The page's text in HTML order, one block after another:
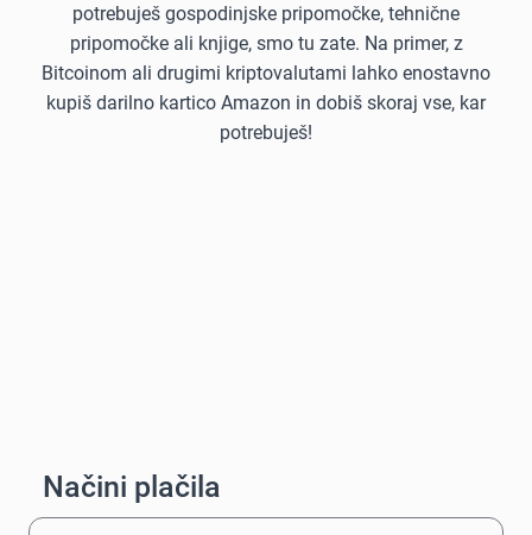
potrebuješ gospodinjske pripomočke, tehnične
pripomočke ali knjige, smo tu zate. Na primer, z
Bitcoinom ali drugimi kriptovalutami lahko enostavno
kupiš darilno kartico Amazon in dobiš skoraj vse, kar
potrebuješ!
Načini plačila